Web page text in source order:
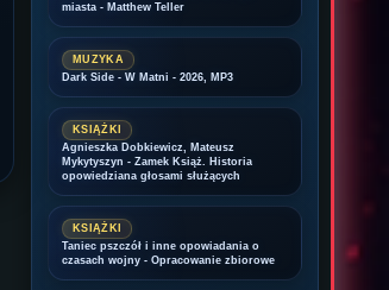
miasta - Matthew Teller
MUZYKA
Dark Side - W Matni - 2026, MP3
KSIĄŻKI
Agnieszka Dobkiewicz, Mateusz
Mykytyszyn - Zamek Książ. Historia
opowiedziana głosami służących
KSIĄŻKI
Taniec pszczół i inne opowiadania o
czasach wojny - Opracowanie zbiorowe